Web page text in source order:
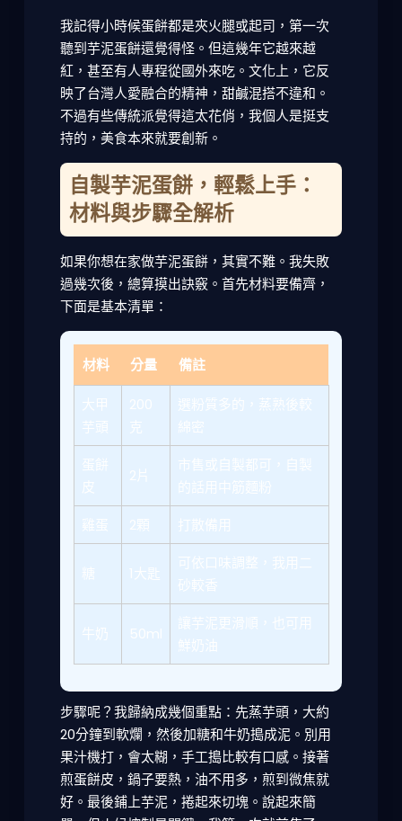
我記得小時候蛋餅都是夾火腿或起司，第一次
聽到芋泥蛋餅還覺得怪。但這幾年它越來越
紅，甚至有人專程從國外來吃。文化上，它反
映了台灣人愛融合的精神，甜鹹混搭不違和。
不過有些傳統派覺得這太花俏，我個人是挺支
持的，美食本來就要創新。
自製芋泥蛋餅，輕鬆上手：
材料與步驟全解析
如果你想在家做芋泥蛋餅，其實不難。我失敗
過幾次後，總算摸出訣竅。首先材料要備齊，
下面是基本清單：
材料 分量 備註
大甲
芋頭
200
克
選粉質多的，蒸熟後較
綿密
蛋餅
皮
2片
市售或自製都可，自製
的話用中筋麵粉
雞蛋
2顆 打散備用
糖 1大匙
可依口味調整，我用二
砂較香
牛奶 50ml
讓芋泥更滑順，也可用
鮮奶油
步驟呢？我歸納成幾個重點：先蒸芋頭，大約
20分鐘到軟爛，然後加糖和牛奶搗成泥。別用
果汁機打，會太糊，手工搗比較有口感。接著
煎蛋餅皮，鍋子要熱，油不用多，煎到微焦就
好。最後鋪上芋泥，捲起來切塊。說起來簡